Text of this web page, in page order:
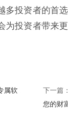
多投资者的首
为投资者带来
属软
下一篇：
您的财